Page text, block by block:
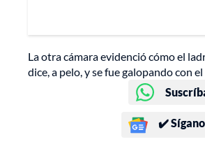
La otra cámara evidenció cómo el
dice, a pelo, y se fue galopando con
✔️